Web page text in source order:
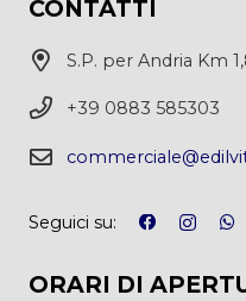
CONTATTI
S.P. per Andria Km
+39 0883 585303
Seguici su:
ORARI DI